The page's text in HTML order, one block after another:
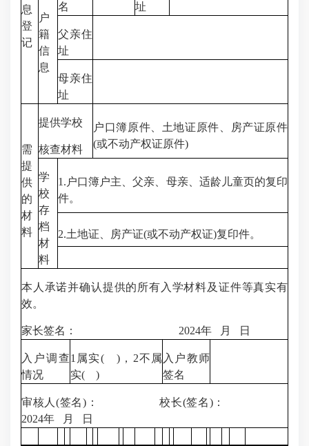
息
登
记
户
籍
信
息
名
址
父亲住
址
母亲住
址
需
提
供
的
材
料
提供学校
核查材料
户口簿原件、土地证原件、房产证原件
(或不动产权证原件)
学
校
存
档
材
料
1.户口簿户主、父亲、母亲、适龄儿童页的复印
件。
2.土地证、房产证(或不动产权证)复印件。
本人承诺并确认提供的所有入学材料及证件等真实有
效。
家长签名： 2024年 月 日
入户调查
情况
1属实( )，2不属
实( )
入户教师
签名
审核人(签名)： 校长(签名)：
2024年 月 日